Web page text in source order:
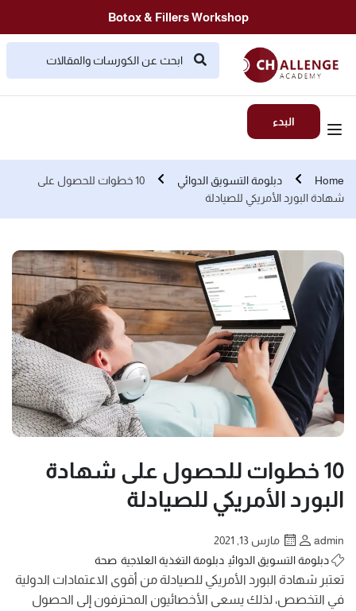
Botox & Fillers Workshop
البدء
Home دبلومة التسويق الدوائي
10 خطوات للحصول على
شهادة البورد الأمريكي للصيادلة
10 خطوات للحصول على شهادة
البورد الأمريكي للصيادلة
admin
مارس 13, 2021
دبلومة التسويق الدوائي دبلومة التغذية العلاجية صحة
تعتبر شهادة البورد الأمريكي للصيادلة من أقوى الاعتمادات الدولية
في التخصص، لذلك يسعى الأخصائيون المحترفون إلى الحصول